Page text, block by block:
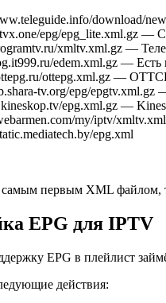
download/
epg/epg_lite.xml.gz —
xmltv.xml.gz —
edem.xml.gz —
ottepg.xml.gz —
tv.org/epg/epgtv.xml.gz
epg.xml.gz —
my/iptv/
epg.xml
первым XML файлом,
EPG для IPTV
EPG в плейлист
действия: